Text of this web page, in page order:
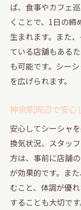
渋谷のシ
シーシ
見
落ち着いた空
落ち着
果
静かに過
ント
シーシャ
シーシャ
落ち着い
方
ば、食事やカフェ
くことで、1日の
生まれます。また
ている店舗もある
も可能です。シー
を広げられます。
神泉駅周辺で安心
安心してシーシャ
換気状況、スタッ
方は、事前に店舗
が効果的です。ま
むこと、体調が優
することも大切で